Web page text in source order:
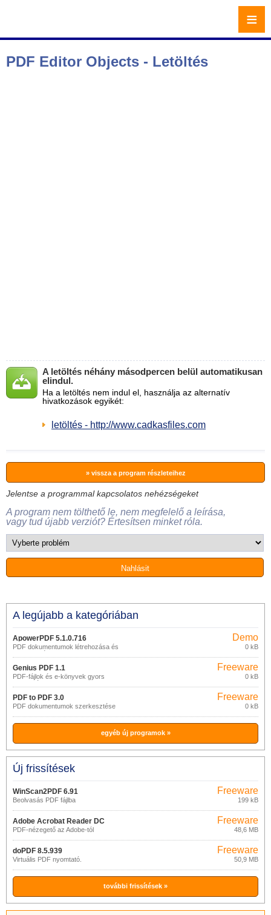
PDF Editor Objects - Letöltés
A letöltés néhány másodpercen belül automatikusan
elindul.
Ha a letöltés nem indul el, használja az alternatív
hivatkozások egyikét:
letöltés - http://www.cadkasfiles.com
» vissza a program részleteihez
Jelentse a programmal kapcsolatos nehézségeket
A program nem tölthető le, nem megfelelő a leírása,
vagy tud újabb verziót? Értesítsen minket róla.
A legújabb a kategóriában
ApowerPDF 5.1.0.716
PDF dokumentumok létrehozása és
szerkesztése
Demo
0 kB
Genius PDF 1.1
PDF-fájlok és e-könyvek gyors
megnyitása
Freeware
0 kB
PDF to PDF 3.0
PDF dokumentumok szerkesztése
Freeware
0 kB
egyéb új programok »
Új frissítések
WinScan2PDF 6.91
Beolvasás PDF fájlba
Freeware
199 kB
Adobe Acrobat Reader DC
2015.023.20053
PDF-nézegető az Adobe-tól
Freeware
48,6 MB
doPDF 8.5.939
Virtuális PDF nyomtató.
Freeware
50,9 MB
további frissítések »
≡